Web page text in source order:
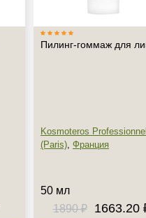
Пилинг-гоммаж для
Kosmoteros Professionnel
(Paris), Франция
50 мл
1890 ₽
1663.20